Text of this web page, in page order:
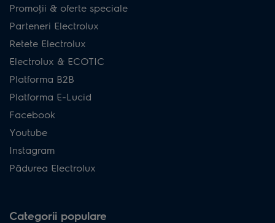
Promoţii & oferte speciale
Parteneri Electrolux
Retete Electrolux
Electrolux & ECOTIC
Platforma B2B
Platforma E-Lucid
Facebook
Youtube
Instagram
Pădurea Electrolux
Categorii populare